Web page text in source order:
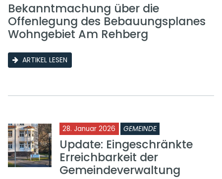
Bekanntmachung über die
Offenlegung des Bebauungsplanes
Wohngebiet Am Rehberg
ARTIKEL LESEN
28. Januar 2026 GEMEINDE
Update: Eingeschränkte
Erreichbarkeit der
Gemeindeverwaltung